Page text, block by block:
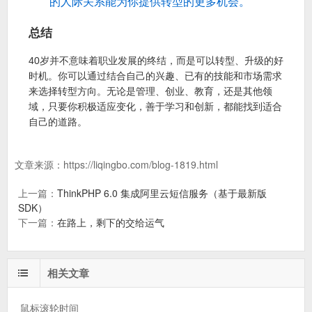
总结
40岁并不意味着职业发展的终结，而是可以转型、升级的好
时机。你可以通过结合自己的兴趣、已有的技能和市场需求
来选择转型方向。无论是管理、创业、教育，还是其他领
域，只要你积极适应变化，善于学习和创新，都能找到适合
自己的道路。
文章来源： https://liqingbo.com/blog-1819.html
上一篇： ThinkPHP 6.0 集成阿里云短信服务（基于最新版
SDK）
下一篇： 在路上，剩下的交给运气
相关文章
鼠标滚轮时间